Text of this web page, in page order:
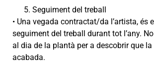
Seguiment del treball
• Una vegada contractat/da l’artista, és
seguiment del treball durant tot l’any.
al dia de la plantà per a descobrir que
acabada.